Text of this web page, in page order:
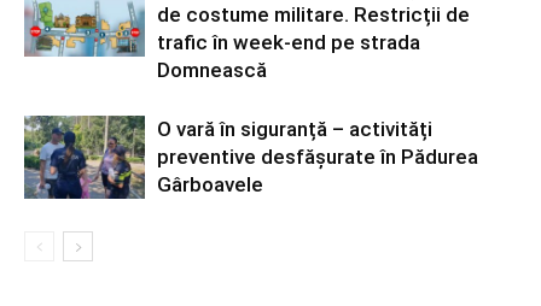
de costume militare. Restricții de
trafic în week-end pe strada
Domnească
O vară în siguranță – activități
preventive desfășurate în Pădurea
Gârboavele